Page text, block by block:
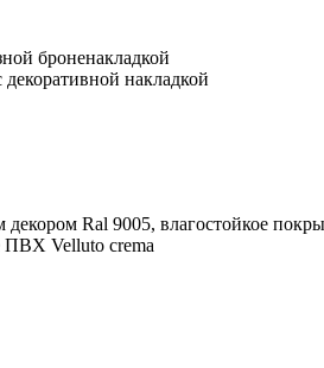
броненакладкой
накладкой
Ral 9005, влагостойкое
ПВХ Velluto crema